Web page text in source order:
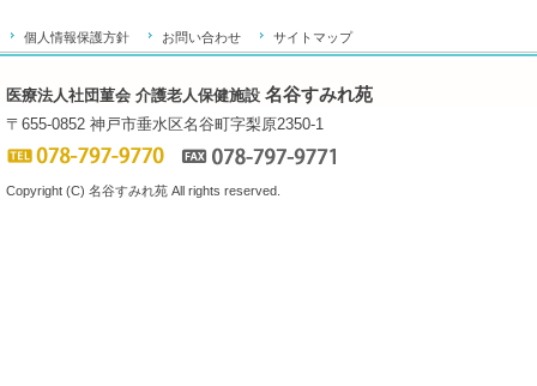
個人情報保護方針 お問い合わせ サイトマップ
医療法人社団菫会 介護老人保健施設 名谷すみれ苑
〒655-0852 神戸市垂水区名谷町字梨原2350-1
Copyright (C) 名谷すみれ苑 All rights reserved.